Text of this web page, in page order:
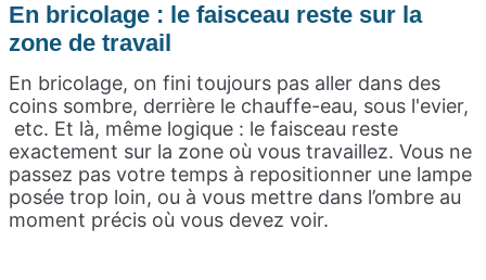
En bricolage : le faisceau reste sur la
zone de travail
En bricolage, on fini toujours pas aller dans des
coins sombre, derrière le chauffe-eau, sous l'evier,
etc. Et là, même logique : le faisceau reste
exactement sur la zone où vous travaillez. Vous ne
passez pas votre temps à repositionner une lampe
posée trop loin, ou à vous mettre dans l’ombre au
moment précis où vous devez voir.